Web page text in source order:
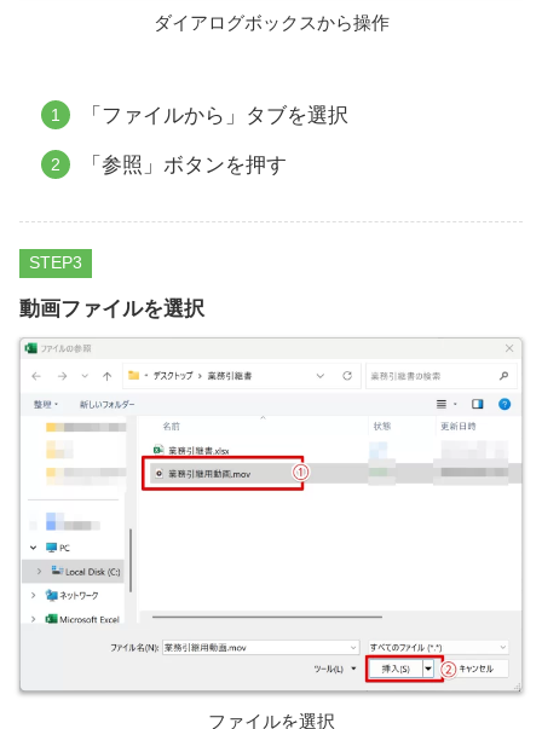
ダイアログボックスから操作
「ファイルから」タブを選択
「参照」ボタンを押す
STEP
動画ファイルを選択
ファイルを選択